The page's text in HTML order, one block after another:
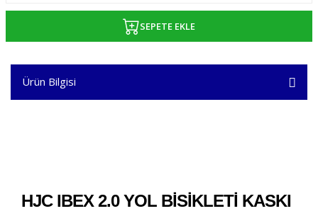
SEPETE EKLE
Ürün Bilgisi
HJC IBEX 2.0 YOL BISIKLETI KASKI